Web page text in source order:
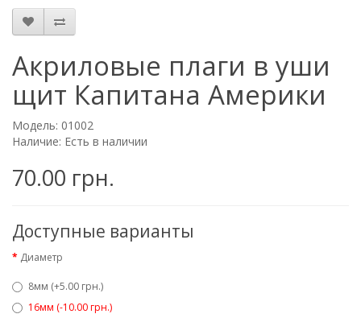
Акриловые плаги в уши
щит Капитана Америки
Модель: 01002
Наличие: Есть в наличии
70.00 грн.
Доступные варианты
Диаметр
8мм (+5.00 грн.)
16мм (-10.00 грн.)